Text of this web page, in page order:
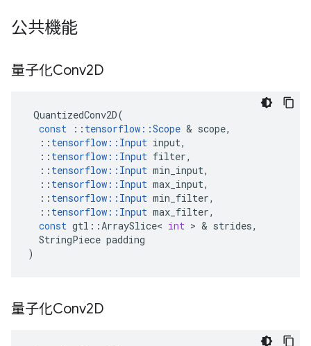
公共機能
量子化Conv2D
QuantizedConv2D(
const
:: tensorflow ::Scope & scope,
:: tensorflow :: Input input,
:: tensorflow :: Input filter,
:: tensorflow :: Input min_input,
:: tensorflow :: Input max_input,
:: tensorflow :: Input min_filter,
:: tensorflow :: Input max_filter,
const gtl ::ArraySlice< int > & strides,
StringPiece padding
)
量子化Conv2D